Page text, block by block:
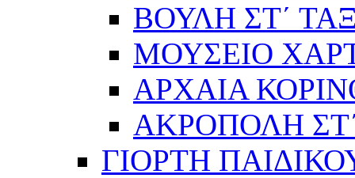
ΒΟΥΛΗ ΣΤ΄
ΜΟΥΣΕΙΟ
ΑΡΧΑΙΑ
ΑΚΡΟΠΟΛΗ
ΓΙΟΡΤΗ